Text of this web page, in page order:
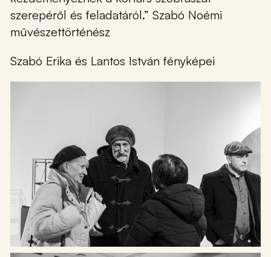
szerepéről és feladatáról.” Szabó Noémi
művészettörténész
Szabó Erika és Lantos István fényképei